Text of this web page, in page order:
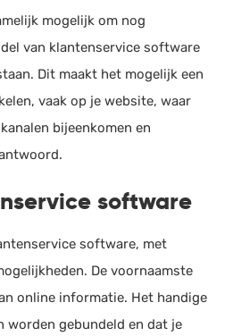
mogelijk om nog
van klantenservice software
Dit maakt het mogelijk een
vaak op je website, waar
bijeenkomen en
software
software, met
De voornaamste
online informatie. Het handige
worden gebundeld en dat je